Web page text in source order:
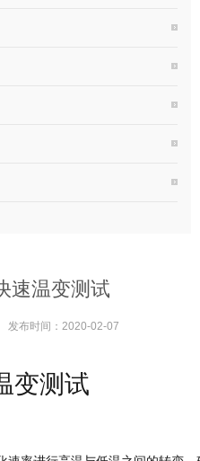
速温变测试
发布时间： 2020-02-07
变测试